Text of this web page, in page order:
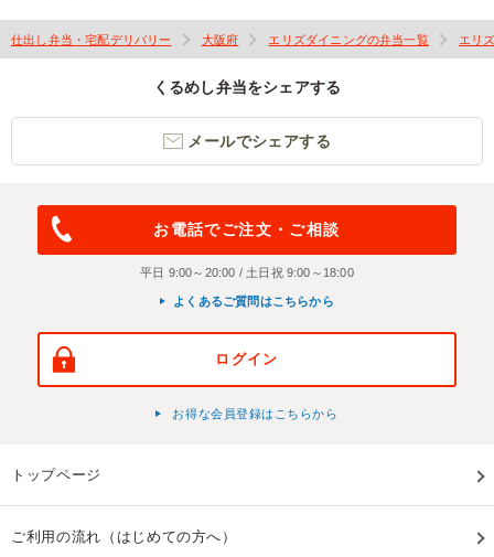
仕出し弁当・宅配デリバリー 大阪府 エリズダイニングの弁当一覧 エリ
くるめし弁当をシェアする
メールでシェアする
お電話でご注文・ご相談
平日 9:00～20:00 / 土日祝 9:00～18:00
よくあるご質問はこちらから
ログイン
お得な会員登録はこちらから
トップページ
ご利用の流れ（はじめての方へ）